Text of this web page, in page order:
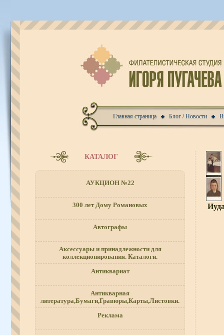
Главная страница Блог / Новости
КАТАЛОГ
АУКЦИОН №22
300 лет Дому Романовых
Автографы
Аксессуары и принадлежности для
коллекционирования. Каталоги.
Антиквариат
Антикварная
литература,Бумаги,Гравюры,Карты,Листовки.
Реклама